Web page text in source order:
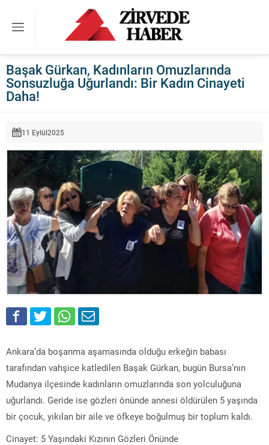
Başak Gürkan, Kadınların Omuzlarında
Sonsuzluğa Uğurlandı: Bir Kadın Cinayeti
Daha!
11 Eylül2025
Ankara’da boşanma aşamasında olduğu erkeğin babası
tarafından vahşice katledilen Başak Gürkan, bugün Bursa’nın
Mudanya ilçesinde kadınların omuzlarında son yolculuğuna
uğurlandı. Geride ise gözleri önünde annesi öldürülen 5 yaşında
bir çocuk, yıkılan bir aile ve öfkeye boğulmuş bir toplum kaldı.
Cinayet: 5 Yaşındaki Kızının Gözleri Önünde